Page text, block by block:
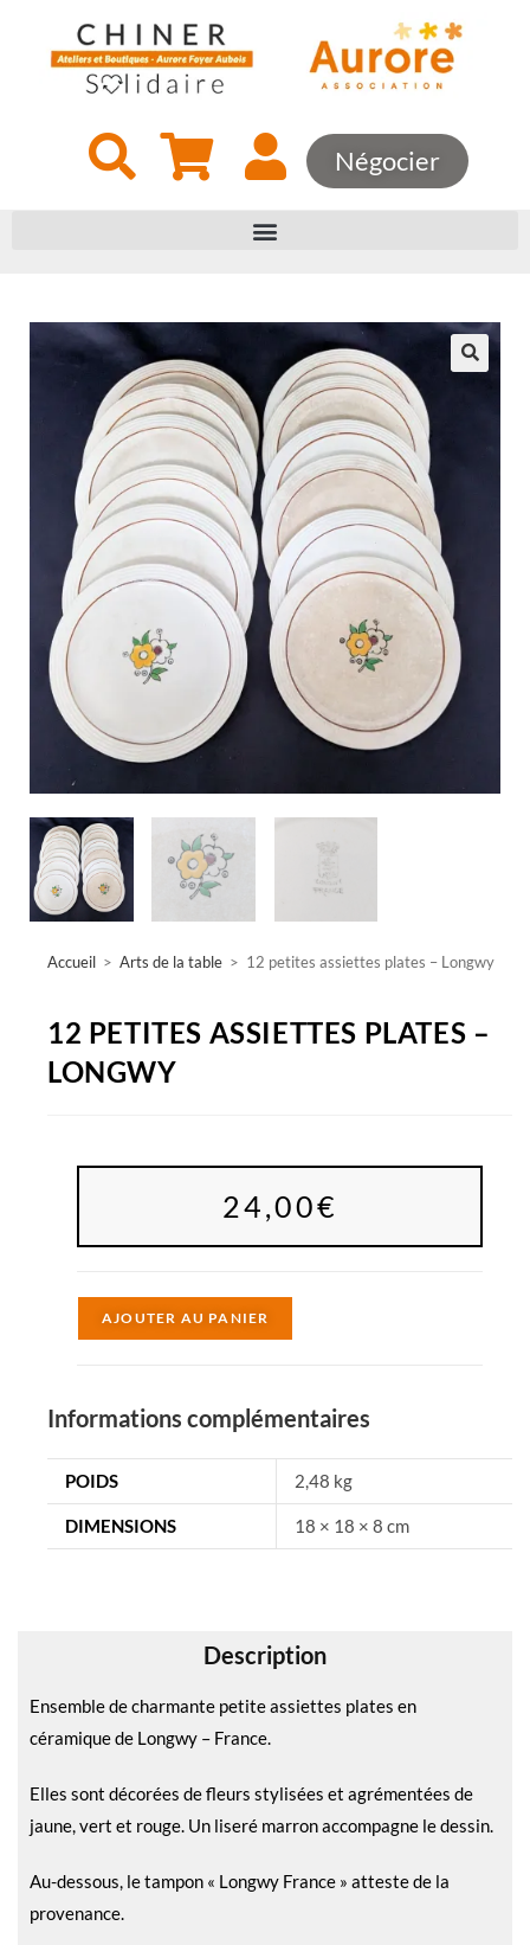
Négocier
Accueil > Arts de la table > 12 petites assiettes plates – Longwy
12 PETITES ASSIETTES PLATES –
LONGWY
24,00€
AJOUTER AU PANIER
n
a
t
:
Informations complémentaires
POIDS 2,48 kg
DIMENSIONS 18 × 18 × 8 cm
Description
Ensemble de charmante petite assiettes plates en
céramique de Longwy – France.
Elles sont décorées de fleurs stylisées et agrémentées de
jaune, vert et rouge. Un liseré marron accompagne le dessin.
Au-dessous, le tampon « Longwy France » atteste de la
provenance.